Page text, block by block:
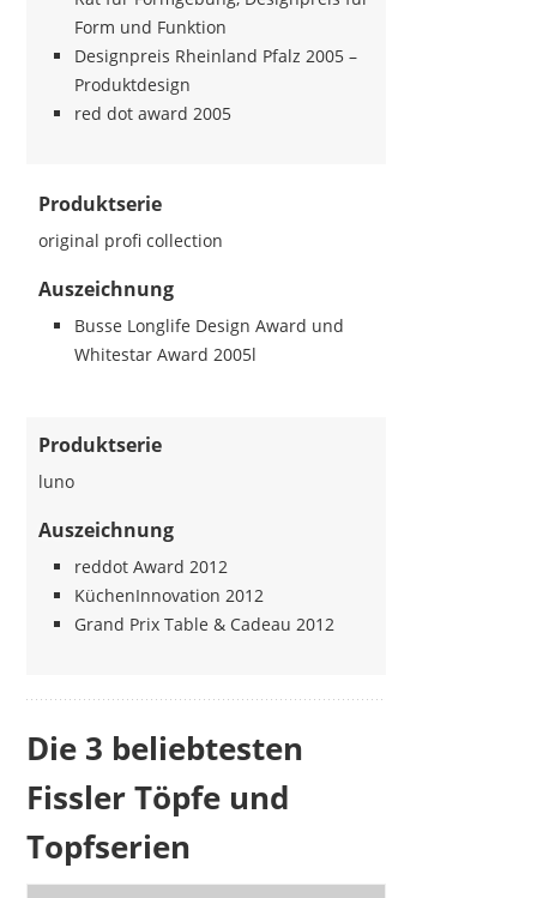
Form und Funktion
Designpreis Rheinland Pfalz 2005 –
Produktdesign
red dot award 2005
Produktserie
original profi collection
Auszeichnung
Busse Longlife Design Award und
Whitestar Award 2005l
Produktserie
luno
Auszeichnung
reddot Award 2012
KüchenInnovation 2012
Grand Prix Table & Cadeau 2012
Die 3 beliebtesten
Fissler Töpfe und
Topfserien